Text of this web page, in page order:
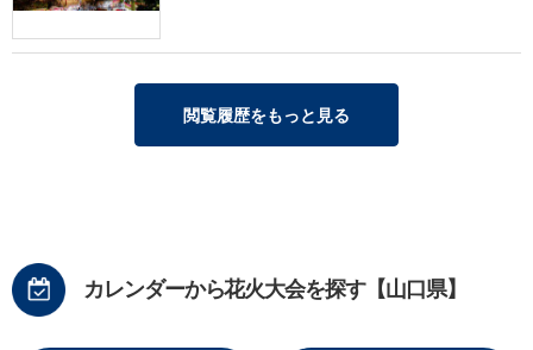
閲覧履歴をもっと見る
カレンダーから花火大会を探す【山口県】